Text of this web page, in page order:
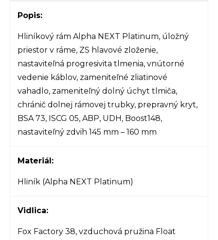
Popis:
Hliníkový rám Alpha NEXT Platinum, úložný
priestor v ráme, ZS hlavové zloženie,
nastaviteľná progresivita tlmenia, vnútorné
vedenie káblov, zameniteľné zliatinové
vahadlo, zameniteľný dolný úchyt tlmiča,
chránič dolnej rámovej trubky, prepravný kryt,
BSA 73, ISCG 05, ABP, UDH, Boost148,
nastaviteľný zdvih 145 mm – 160 mm
Materiál:
Hliník (Alpha NEXT Platinum)
Vidlica:
Fox Factory 38, vzduchová pružina Float